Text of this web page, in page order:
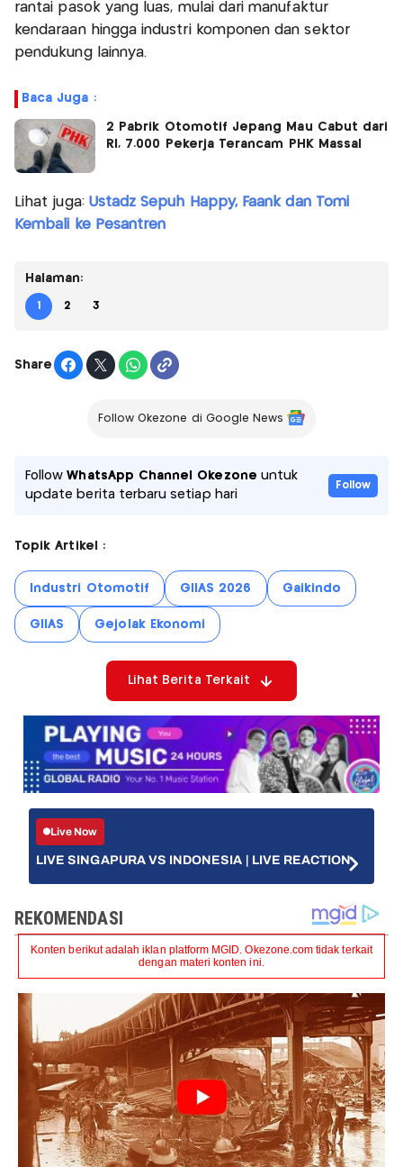
rantai pasok yang luas, mulai dari manufaktur
kendaraan hingga industri komponen dan sektor
pendukung lainnya.
Baca Juga :
2 Pabrik Otomotif Jepang Mau Cabut dari
RI, 7.000 Pekerja Terancam PHK Massal
Lihat juga: Ustadz Sepuh Happy, Faank dan Tomi
Kembali ke Pesantren
Halaman:
1 2 3
Share
Follow Okezone di Google News
FollowWhatsApp Channel Okezone untuk
update berita terbaru setiap hari
Follow
Topik Artikel :
Industri Otomotif GIIAS 2026 Gaikindo
GIIAS Gejolak Ekonomi
Lihat Berita Terkait
Live Now
LIVE SINGAPURA VS INDONESIA | LIVE REACTION